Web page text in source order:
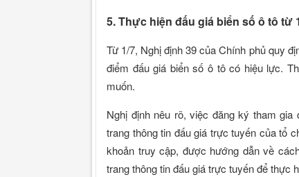
5. Thực hiện đấu giá biển số ô tô từ
Từ 1/7, Nghị định 39 của Chính phủ quy
điểm đấu giá biển số ô tô có hiệu lực.
muốn.
Nghị định nêu rõ, việc đăng ký tham
trang thông tin đấu giá trực tuyến của tổ
khoản truy cập, được hướng dẫn về
trang thông tin đấu giá trực tuyến để thực